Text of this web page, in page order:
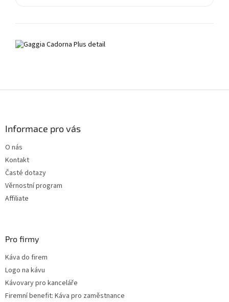
Informace pro vás
O nás
Kontakt
Časté dotazy
Věrnostní program
Affiliate
Pro firmy
Káva do firem
Logo na kávu
Kávovary pro kanceláře
Firemní benefit: Káva pro zaměstnance